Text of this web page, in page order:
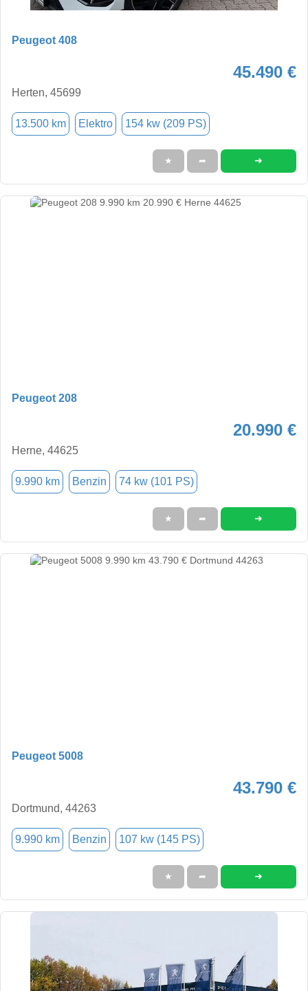
Peugeot 408
45.490 €
Herten, 45699
13.500 km Elektro 154 kw (209 PS)
★ ➦ ➜
Peugeot 208
20.990 €
Herne, 44625
9.990 km Benzin 74 kw (101 PS)
★ ➦ ➜
Peugeot 5008
43.790 €
Dortmund, 44263
9.990 km Benzin 107 kw (145 PS)
★ ➦ ➜